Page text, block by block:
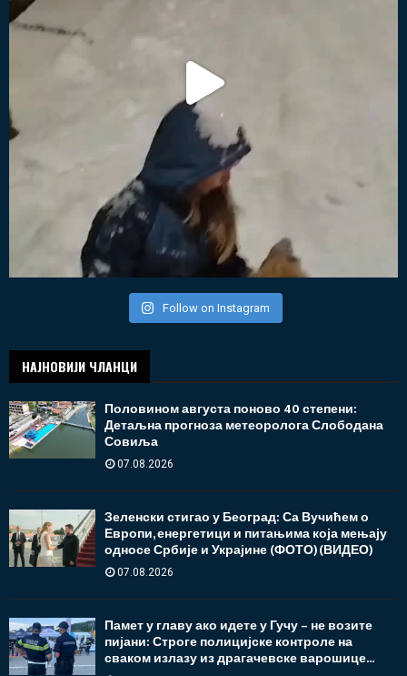
Follow on Instagram
НАЈНОВИЈИ ЧЛАНЦИ
Половином августа поново 40 степени:
Детаљна прогноза метеоролога Слободана
Совиља
07.08.2026
Зеленски стигао у Београд: Са Вучићем о
Европи, енергетици и питањима која мењају
односе Србије и Украјине (ФОТО)(ВИДЕО)
07.08.2026
Памет у главу ако идете у Гучу – не возите
пијани: Строге полицијске контроле на
сваком излазу из драгачевске варошице...